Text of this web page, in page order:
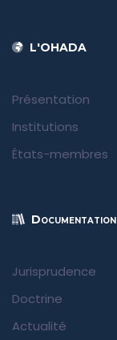
L'OHADA
Présentation
Institutions
États-membres
Documentation
Jurisprudence
Doctrine
Actualité